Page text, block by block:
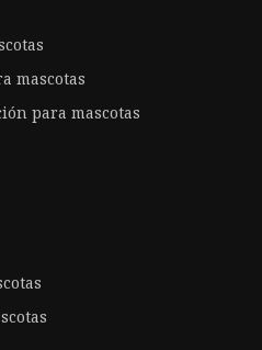
mascotas
para mascotas